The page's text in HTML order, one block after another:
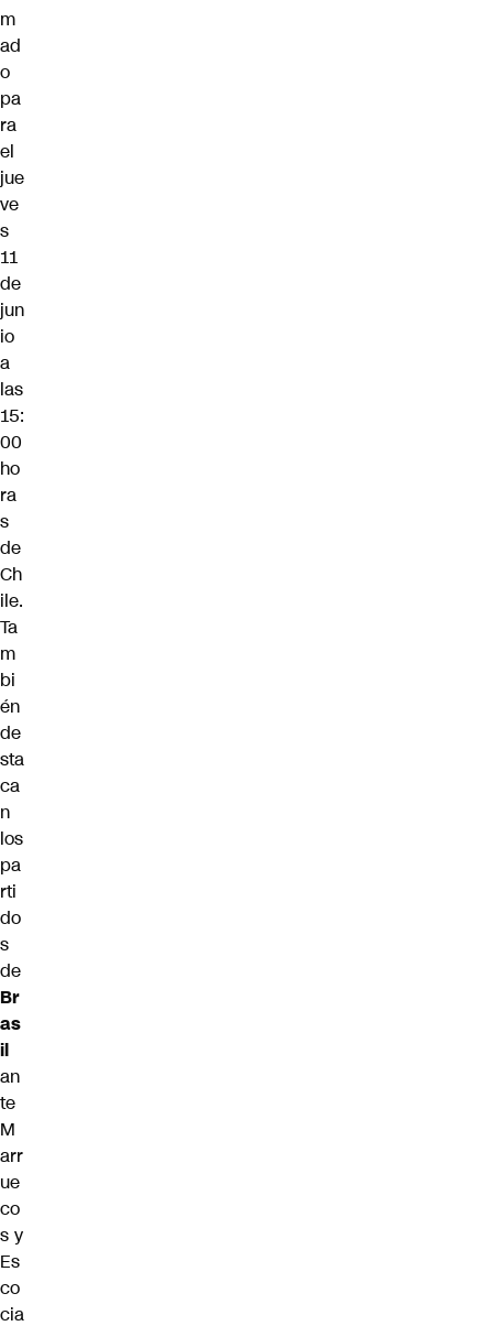
m
ad
o
pa
ra
el
jue
ve
s
11
de
jun
io
a
las
15:
00
ho
ra
s
de
Ch
ile.
Ta
m
bi
én
de
sta
ca
n
los
pa
rti
do
s
de
Br
as
il
an
te
M
arr
ue
co
s y
Es
co
cia